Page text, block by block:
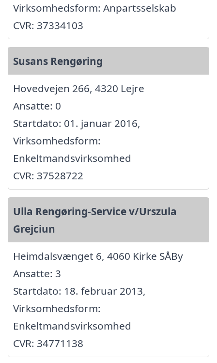
Virksomhedsform: Anpartsselskab
CVR: 37334103
Susans Rengøring
Hovedvejen 266, 4320 Lejre
Ansatte: 0
Startdato: 01. januar 2016,
Virksomhedsform:
Enkeltmandsvirksomhed
CVR: 37528722
Ulla Rengøring-Service v/Urszula
Grejciun
Heimdalsvænget 6, 4060 Kirke SÅBy
Ansatte: 3
Startdato: 18. februar 2013,
Virksomhedsform:
Enkeltmandsvirksomhed
CVR: 34771138